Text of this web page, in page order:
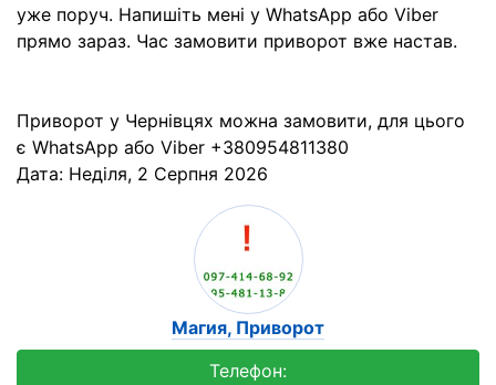
уже поруч. Напишіть мені у WhatsApp або Viber
прямо зараз. Час замовити приворот вже настав.
Приворот у Чернівцях можна замовити, для цього
є WhatsApp або Viber +380954811380
Дата: Неділя, 2 Серпня 2026
Магия, Приворот
Телефон: